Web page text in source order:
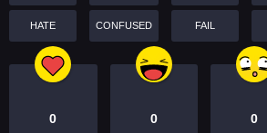
HATE CONFUSED FAIL
0 0 0